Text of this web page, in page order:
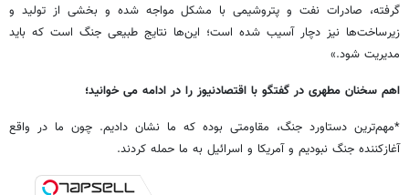
گرفته، صادرات نفت و پتروشیمی با مشکل مواجه شده و بخشی از تولید و
زیرساخت‌ها نیز دچار آسیب شده است؛ این‌ها نتایج طبیعی جنگ است که باید
مدیریت شود.»
اهم سخنان مطهری در گفتگو با اقتصادنیوز را در ادامه می خوانید؛
*مهم‌ترین دستاورد جنگ، مقاومتی بوده که ما نشان دادیم. چون ما در واقع
آغازکننده جنگ نبودیم و آمریکا و اسرائیل به ما حمله کردند.